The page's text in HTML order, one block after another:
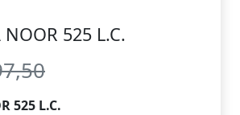
NOOR 525 L.C.
525 L.C.